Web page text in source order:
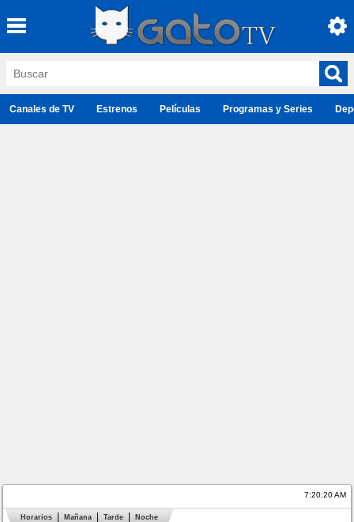
Canales de TV Estrenos Películas Programas y Series
7:20:20 AM
Horarios Mañana Tarde Noche